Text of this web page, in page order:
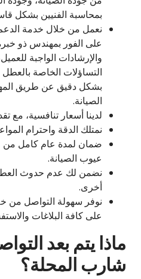
بمحاسبة الفنيين بشكل
نعمل من خلال خدمة
على الفور بمهندس ذو
والإرشادات الواجبة
التساؤلات الخاصة بالعطل
بشكل دقيق عن طريق
الصيانة.
لدينا أسعار تنافسية، مع
نمتلك الدقة واحترام
ضمان لمدة عام كامل من
عيوب الصيانة.
نضمن لك عدم حدوث العطل
أخرى.
نوفر سهولة التواصل من
على كافة البلاغات
ماذا يتم بعد
شارب المحلة؟